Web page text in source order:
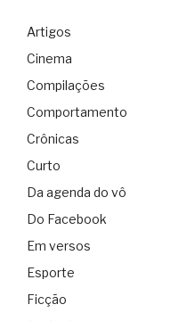
Artigos
Cinema
Compilações
Comportamento
Crônicas
Curto
Da agenda do vô
Do Facebook
Em versos
Esporte
Ficção